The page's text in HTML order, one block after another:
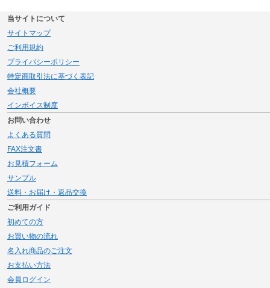
当サイトについて
サイトマップ
ご利用規約
プライバシーポリシー
特定商取引法に基づく表記
会社概要
インボイス制度
お問い合わせ
よくある質問
FAX注文書
お見積フォーム
サンプル
送料・お届け・返品交換
ご利用ガイド
初めての方
お買い物の流れ
名入れ商品のご注文
お支払い方法
会員ログイン